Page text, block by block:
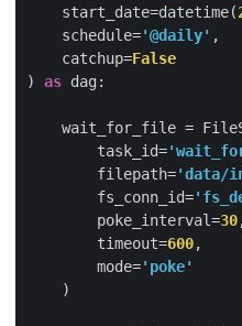
    start_date=datetime(
    schedule=
'@daily'
    catchup=
False
) as
        task_id=
        filepath=
'data/
        fs_conn_id=
        poke_interval=
30
        timeout=
600
        mode=
'poke'